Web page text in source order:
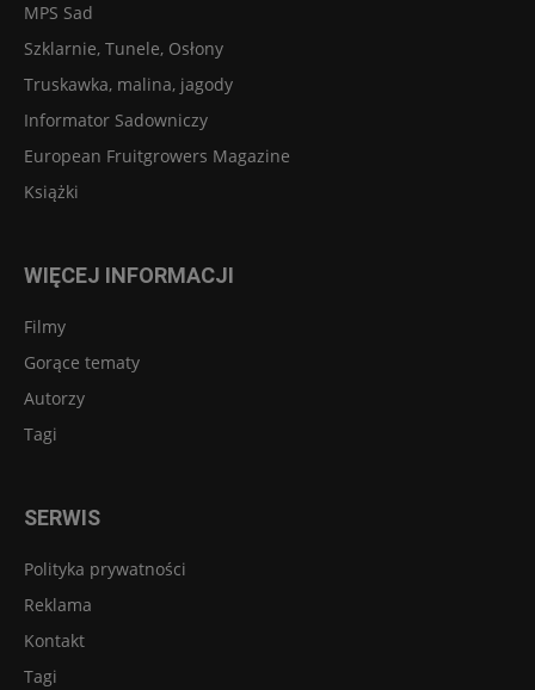
MPS Sad
Szklarnie, Tunele, Osłony
Truskawka, malina, jagody
Informator Sadowniczy
European Fruitgrowers Magazine
Książki
WIĘCEJ INFORMACJI
Filmy
Gorące tematy
Autorzy
Tagi
SERWIS
Polityka prywatności
Reklama
Kontakt
Tagi